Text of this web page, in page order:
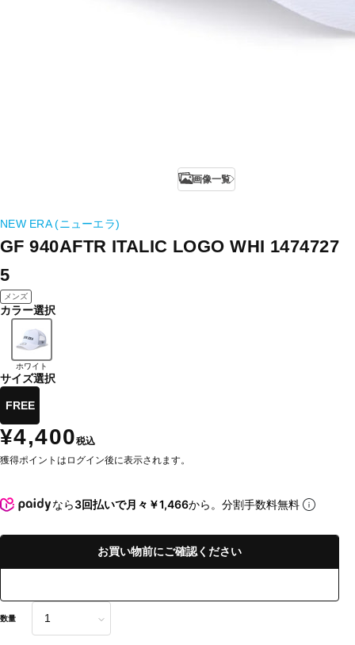
画像一覧
NEW ERA (ニューエラ)
GF 940AFTR ITALIC LOGO WHI 1474727
5
メンズ
カラー選択
ホワイト
サイズ選択
FREE
¥4,400税込
獲得ポイントはログイン後に表示されます。
なら3回払いで月々￥1,466から。分割手数料無料
お買い物前にご確認ください
数量